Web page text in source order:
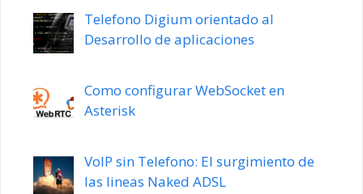
Telefono Digium orientado al
Desarrollo de aplicaciones
Como configurar WebSocket en
Asterisk
VoIP sin Telefono: El surgimiento de
las lineas Naked ADSL